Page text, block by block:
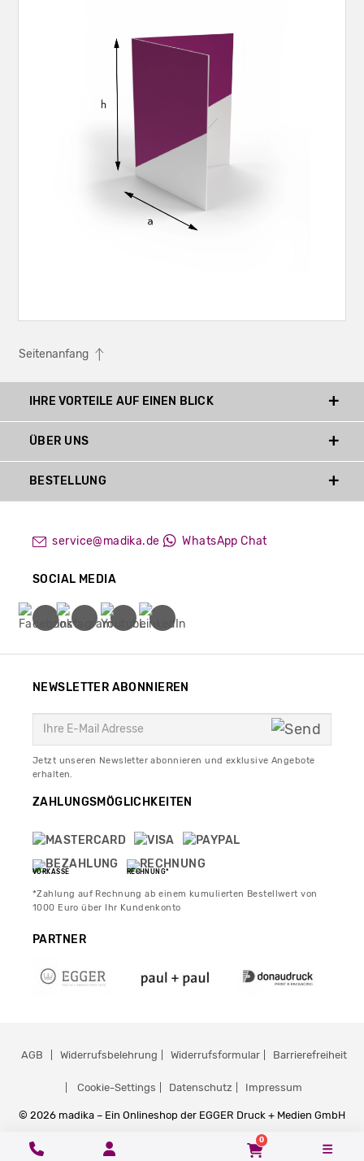
Seitenanfang
IHRE VORTEILE AUF EINEN BLICK
service@madika.de WhatsApp Chat
SOCIAL MEDIA
ÜBER UNS
BESTELLUNG
NEWSLETTER ABONNIEREN
Jetzt unseren Newsletter abonnieren und exklusive Angebote
erhalten.
ZAHLUNGSMÖGLICHKEITEN
VORKASSE RECHNUNG*
*Zahlung auf Rechnung ab einem kumulierten Bestellwert von
1000 Euro über Ihr Kundenkonto
PARTNER
© 2026 madika – Ein Onlineshop der EGGER Druck + Medien GmbH
AGB Widerrufsbelehrung Widerrufsformular Barrierefreiheit
Cookie-Settings Datenschutz Impressum
0